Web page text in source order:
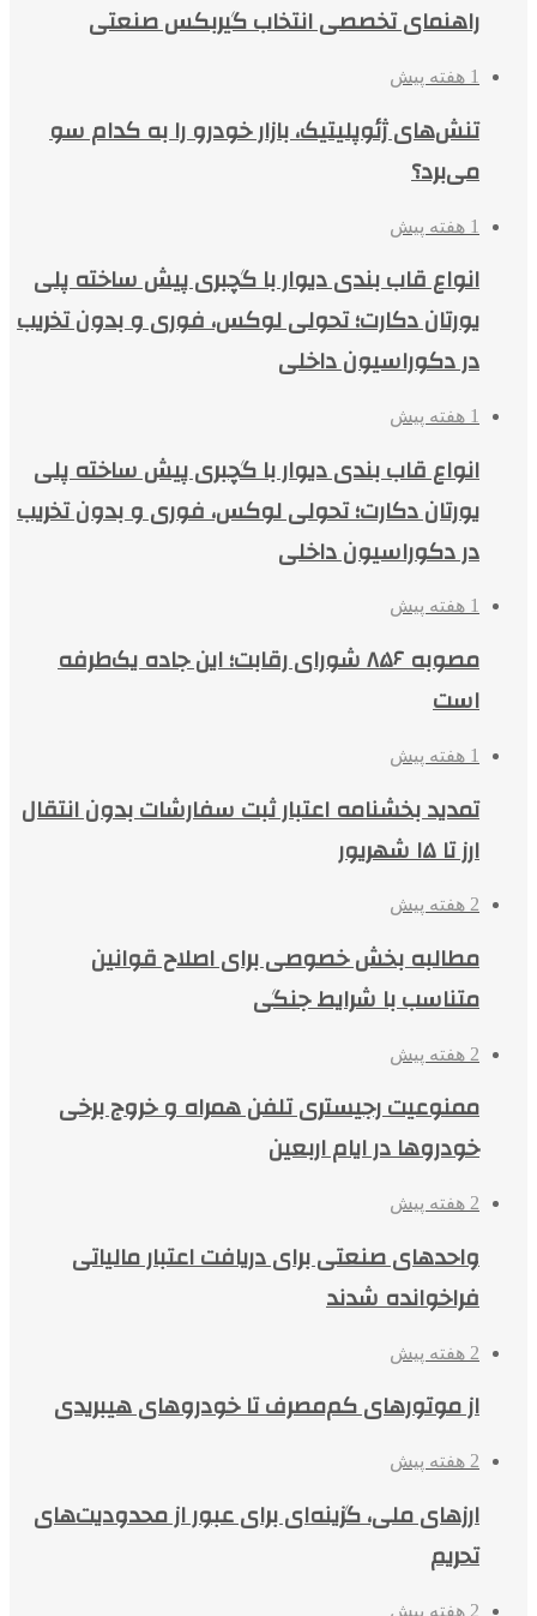
راهنمای تخصصی انتخاب گیربکس صنعتی
1 هفته پیش
تنش‌های ژئوپلیتیک، بازار خودرو را به کدام سو
می‌برد؟
1 هفته پیش
انواع قاب بندی دیوار با گچبری پیش ساخته پلی
یورتان دکارت؛ تحولی لوکس، فوری و بدون تخریب
در دکوراسیون داخلی
1 هفته پیش
انواع قاب بندی دیوار با گچبری پیش ساخته پلی
یورتان دکارت؛ تحولی لوکس، فوری و بدون تخریب
در دکوراسیون داخلی
1 هفته پیش
مصوبه ۸۵۶ شورای رقابت؛ این جاده یک‌طرفه
است
1 هفته پیش
تمدید بخشنامه اعتبار ثبت سفارشات بدون انتقال
ارز تا ۱۵ شهریور
2 هفته پیش
مطالبه بخش خصوصی برای اصلاح قوانین
متناسب با شرایط جنگی
2 هفته پیش
ممنوعیت رجیستری تلفن همراه و خروج برخی
خودروها در ایام اربعین
2 هفته پیش
واحدهای صنعتی برای دریافت اعتبار مالیاتی
فراخوانده شدند
2 هفته پیش
از موتورهای کم‌مصرف تا خودروهای هیبریدی
2 هفته پیش
ارزهای ملی، گزینه‌ای برای عبور از محدودیت‌های
تحریم
2 هفته پیش